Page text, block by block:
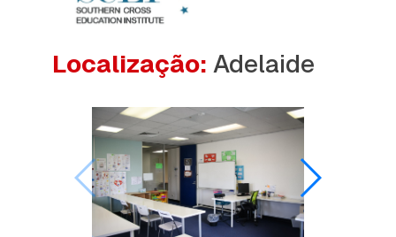
Localização: Adelaide